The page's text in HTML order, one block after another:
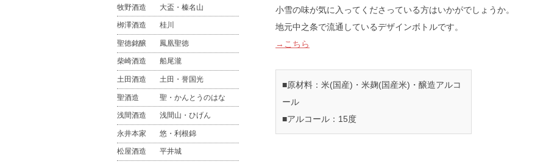
小雪の味が気に入ってくださっている方はいかがでしょうか。
地元中之条で流通しているデザインボトルです。
→こちら
■原材料：米(国産)・米麹(国産米)・醸造アルコ
ール
■アルコール：15度
牧野酒造 大盃・榛名山
栁澤酒造 桂川
聖徳銘醸 鳳凰聖徳
柴崎酒造 船尾瀧
土田酒造 土田・誉国光
聖酒造 聖・かんとうのはな
浅間酒造 浅間山・ひげん
永井本家 悠・利根錦
松屋酒造 平井城